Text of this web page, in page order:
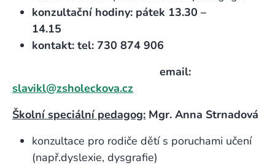
konzultační hodiny: pátek 13.30 –
14.15
kontakt: tel: 730 874 906
email:
slavikl@zsholeckova.cz
Školní speciální pedagog: Mgr. Anna Strnadová
konzultace pro rodiče dětí s poruchami učení
(např.dyslexie, dysgrafie)